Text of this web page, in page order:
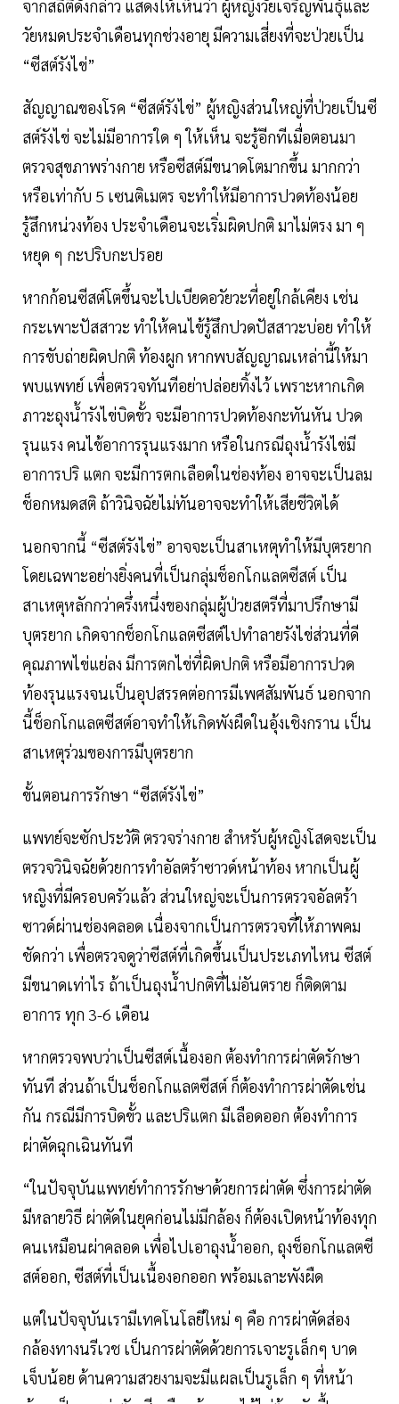
จากสถิติดังกล่าว แสดงให้เห็นว่า ผู้หญิงวัยเจริญพันธุ์และ
วัยหมดประจำเดือนทุกช่วงอายุ มีความเสี่ยงที่จะป่วยเป็น
“ซีสต์รังไข่”
สัญญาณของโรค “ซีสต์รังไข่” ผู้หญิงส่วนใหญ่ที่ป่วยเป็นซี
สต์รังไข่ จะไม่มีอาการใด ๆ ให้เห็น จะรู้อีกทีเมื่อตอนมา
ตรวจสุขภาพร่างกาย หรือซีสต์มีขนาดโตมากขึ้น มากกว่า
หรือเท่ากับ 5 เซนติเมตร จะทำให้มีอาการปวดท้องน้อย
รู้สึกหน่วงท้อง ประจำเดือนจะเริ่มผิดปกติ มาไม่ตรง มา ๆ
หยุด ๆ กะปริบกะปรอย
หากก้อนซีสต์โตขึ้นจะไปเบียดอวัยวะที่อยู่ใกล้เคียง เช่น
กระเพาะปัสสาวะ ทำให้คนไข้รู้สึกปวดปัสสาวะบ่อย ทำให้
การขับถ่ายผิดปกติ ท้องผูก หากพบสัญญาณเหล่านี้ให้มา
พบแพทย์ เพื่อตรวจทันทีอย่าปล่อยทิ้งไว้ เพราะหากเกิด
ภาวะถุงน้ำรังไข่บิดขั้ว จะมีอาการปวดท้องกะทันหัน ปวด
รุนแรง คนไข้อาการรุนแรงมาก หรือในกรณีถุงน้ำรังไข่มี
อาการปริ แตก จะมีการตกเลือดในช่องท้อง อาจจะเป็นลม
ช็อกหมดสติ ถ้าวินิจฉัยไม่ทันอาจจะทำให้เสียชีวิตได้
นอกจากนี้ “ซีสต์รังไข่” อาจจะเป็นสาเหตุทำให้มีบุตรยาก
โดยเฉพาะอย่างยิ่งคนที่เป็นกลุ่มช็อกโกแลตซีสต์ เป็น
สาเหตุหลักกว่าครึ่งหนึ่งของกลุ่มผู้ป่วยสตรีที่มาปรึกษามี
บุตรยาก เกิดจากช็อกโกแลตซีสต์ไปทำลายรังไข่ส่วนที่ดี
คุณภาพไข่แย่ลง มีการตกไข่ที่ผิดปกติ หรือมีอาการปวด
ท้องรุนแรงจนเป็นอุปสรรคต่อการมีเพศสัมพันธ์ นอกจาก
นี้ช็อกโกแลตซีสต์อาจทำให้เกิดพังผืดในอุ้งเชิงกราน เป็น
สาเหตุร่วมของการมีบุตรยาก
ขั้นตอนการรักษา “ซีสต์รังไข่”
แพทย์จะซักประวัติ ตรวจร่างกาย สำหรับผู้หญิงโสดจะเป็น
ตรวจวินิจฉัยด้วยการทำอัลตร้าซาวด์หน้าท้อง หากเป็นผู้
หญิงที่มีครอบครัวแล้ว ส่วนใหญ่จะเป็นการตรวจอัลตร้า
ซาวด์ผ่านช่องคลอด เนื่องจากเป็นการตรวจที่ให้ภาพคม
ชัดกว่า เพื่อตรวจดูว่าซีสต์ที่เกิดขึ้นเป็นประเภทไหน ซีสต์
มีขนาดเท่าไร ถ้าเป็นถุงน้ำปกติที่ไม่อันตราย ก็ติดตาม
อาการ ทุก 3-6 เดือน
หากตรวจพบว่าเป็นซีสต์เนื้องอก ต้องทำการผ่าตัดรักษา
ทันที ส่วนถ้าเป็นช็อกโกแลตซีสต์ ก็ต้องทำการผ่าตัดเช่น
กัน กรณีมีการบิดขั้ว และปริแตก มีเลือดออก ต้องทำการ
ผ่าตัดฉุกเฉินทันที
“ในปัจจุบันแพทย์ทำการรักษาด้วยการผ่าตัด ซึ่งการผ่าตัด
มีหลายวิธี ผ่าตัดในยุคก่อนไม่มีกล้อง ก็ต้องเปิดหน้าท้องทุก
คนเหมือนผ่าคลอด เพื่อไปเอาถุงน้ำออก, ถุงช็อกโกแลตซี
สต์ออก, ซีสต์ที่เป็นเนื้องอกออก พร้อมเลาะพังผืด
แต่ในปัจจุบันเรามีเทคโนโลยีใหม่ ๆ คือ การผ่าตัดส่อง
กล้องทางนรีเวช เป็นการผ่าตัดด้วยการเจาะรูเล็กๆ บาด
เจ็บน้อย ด้านความสวยงามจะมีแผลเป็นรูเล็ก ๆ ที่หน้า